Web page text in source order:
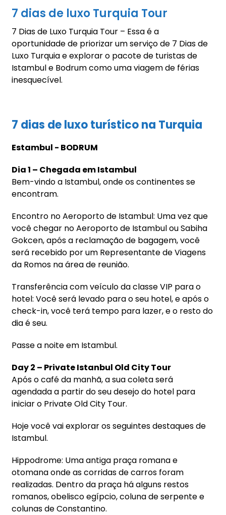
7 dias de luxo Turquia Tour
7 Dias de Luxo Turquia Tour – Essa é a
oportunidade de priorizar um serviço de 7 Dias de
Luxo Turquia e explorar o pacote de turistas de
Istambul e Bodrum como uma viagem de férias
inesquecível.
7 dias de luxo turístico na Turquia
Estambul - BODRUM
Dia 1 – Chegada em Istambul
Bem-vindo a Istambul, onde os continentes se
encontram.
Encontro no Aeroporto de Istambul: Uma vez que
você chegar no Aeroporto de Istambul ou Sabiha
Gokcen, após a reclamação de bagagem, você
será recebido por um Representante de Viagens
da Romos na área de reunião.
Transferência com veículo da classe VIP para o
hotel: Você será levado para o seu hotel, e após o
check-in, você terá tempo para lazer, e o resto do
dia é seu.
Passe a noite em Istambul.
Day 2 – Private Istanbul Old City Tour
Após o café da manhã, a sua coleta será
agendada a partir do seu desejo do hotel para
iniciar o Private Old City Tour.
Hoje você vai explorar os seguintes destaques de
Istambul.
Hippodrome: Uma antiga praça romana e
otomana onde as corridas de carros foram
realizadas. Dentro da praça há alguns restos
romanos, obelisco egípcio, coluna de serpente e
colunas de Constantino.